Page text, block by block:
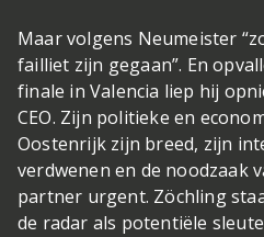
Maar volgens Neumeister
failliet zijn gegaan”. En
finale in Valencia liep hij
CEO. Zijn politieke en
Oostenrijk zijn breed, zijn
verdwenen en de noodzaak
partner urgent. Zöchling
de radar als potentiële